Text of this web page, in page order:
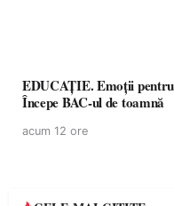
EDUCAȚIE. Emoții
Începe BAC-ul de toamnă
acum 12 ore